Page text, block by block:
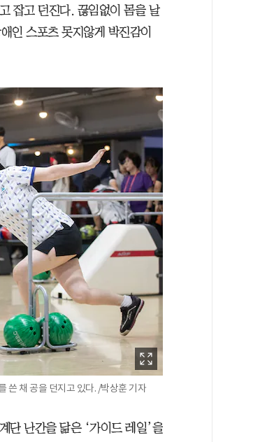
잡고 던진다. 끊임없이 몸을 날
인 스포츠 못지않게 박진감이
쓴 채 공을 던지고 있다. /박상훈 기자
단 난간을 닮은 ‘가이드 레일’을